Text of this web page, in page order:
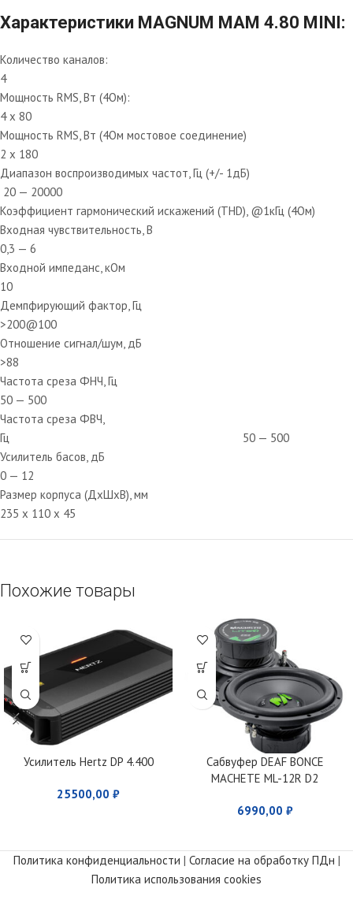
Характеристики MAGNUM MAM 4.80 MINI:
Количество каналов:
4
Мощность RMS, Вт (4Ом):
4 x 80
Мощность RMS, Вт (4Ом мостовое соединение)
2 х 180
Диапазон воспроизводимых частот, Гц (+/- 1дБ)
20 — 20000
Коэффициент гармонический искажений (THD), @1кГц (4Ом)
Входная чувствительность, В
0,3 — 6
Входной импеданс, кОм
10
Демпфирующий фактор, Гц
>200@100
Отношение сигнал/шум, дБ
>88
Частота среза ФНЧ, Гц
50 — 500
Частота среза ФВЧ,
Гц 50 — 500
Усилитель басов, дБ
0 — 12
Размер корпуса (ДхШхВ), мм
235 х 110 х 45
Похожие товары
Усилитель Hertz DP 4.400
25500,00 ₽
Сабвуфер DEAF BONCE
MACHETE ML-12R D2
6990,00 ₽
Политика конфиденциальности | Согласие на обработку ПДн |
Политика использования cookies